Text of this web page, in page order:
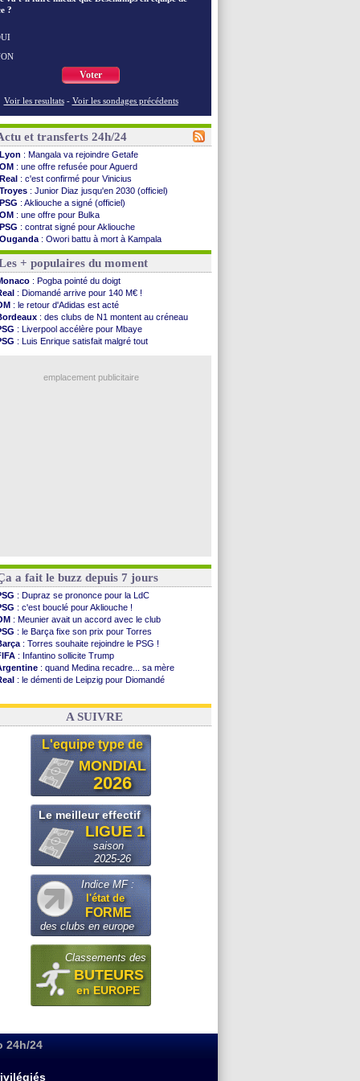
?
Voter
Voir les resultats - Voir les sondages précédents
et transferts 24h/24
Lyon : Mangala va rejoindre Getafe
OM : une offre refusée pour Aguerd
Real : c'est confirmé pour Vinicius
Troyes : Junior Diaz jusqu'en 2030 (officiel)
PSG : Akliouche a signé (officiel)
OM : une offre pour Bulka
PSG : contrat signé pour Akliouche
Ouganda : Owori battu à mort à Kampala
Arsenal: Arteta veut créer une dynastie
Chelsea: Palace a fait son offre pour Disasi
FIFA: le gouvernement espagnol s'en mêle
PSG: l'étonnante rumeur Gusto
Bologne: Dallinga est sur le marché
OM : accord trouvé avec Man City pour Rulli
OM: Medina vers Leverkusen pour 25 M€
Uruguay: Forlan nommé sélectionneur (officiel)
Séville: Juanlu signe à Bournemouth (officiel)
: Rodri préfère le Barça au Real !
+ populaires du moment
: Pogba pointé du doigt
: Diomandé arrive pour 140 M€ !
: le retour d'Adidas est acté
: des clubs de N1 montent au créneau
: Liverpool accélère pour Mbaye
: Luis Enrique satisfait malgré tout
emplacement publicitaire
a fait le buzz depuis 7 jours
: Dupraz se prononce pour la LdC
: c'est bouclé pour Akliouche !
: Meunier avait un accord avec le club
: le Barça fixe son prix pour Torres
: Torres souhaite rejoindre le PSG !
: Infantino sollicite Trump
: quand Medina recadre... sa mère
: le démenti de Leipzig pour Diomandé
: le conseiller d'Infantino démissionne !
A SUIVRE
L'equipe type de
MONDIAL
2026
Le meilleur effectif
LIGUE 1
saison
2025-26
Indice MF :
l'état de
FORME
des clubs en europe
Classements des
BUTEURS
en EUROPE
24h/24